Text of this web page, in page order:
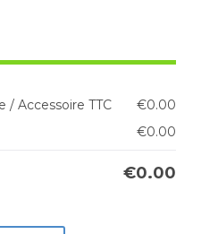
/ Accessoire TTC €0.00
€0.00
€0.00